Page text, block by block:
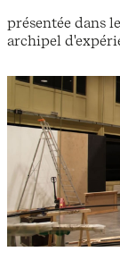
présentée dans
archipel